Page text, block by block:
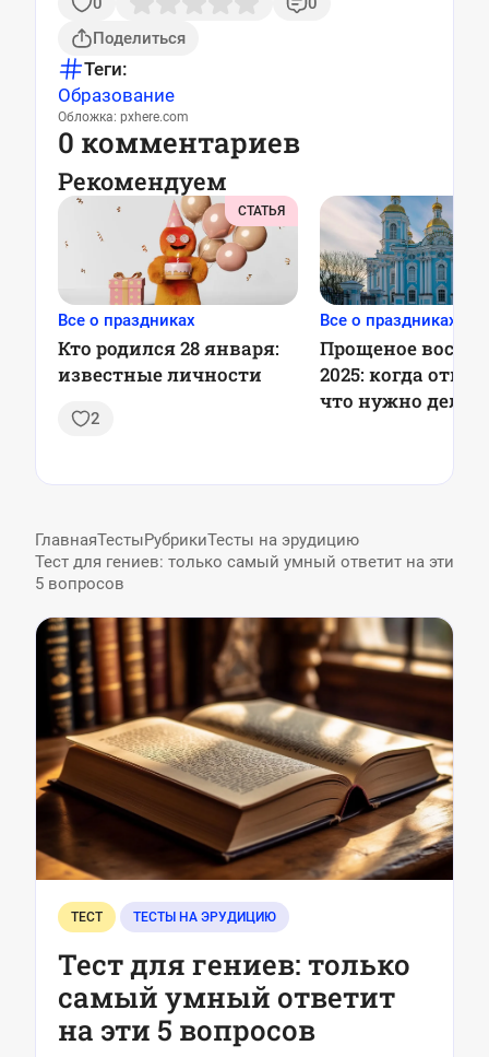
Поделиться
Теги:
Образование
Обложка: pxhere.com
0 комментариев
Рекомендуем
СТАТЬЯ
Все о праздниках
Кто родился 28 января:
известные личности
2
Все о праздниках
Прощеное
2025: когда
что нужно
ГлавнаяТестыРубрикиТесты на эрудицию
Тест для гениев: только самый умный ответит на эти
5 вопросов
ТЕСТ ТЕСТЫ НА ЭРУДИЦИЮ
Тест для гениев: только
самый умный ответит
на эти 5 вопросов